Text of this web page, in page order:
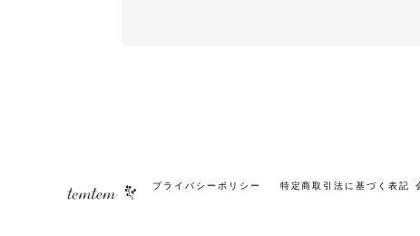
プライバシーポリシー 特定商取引法に基づく表記